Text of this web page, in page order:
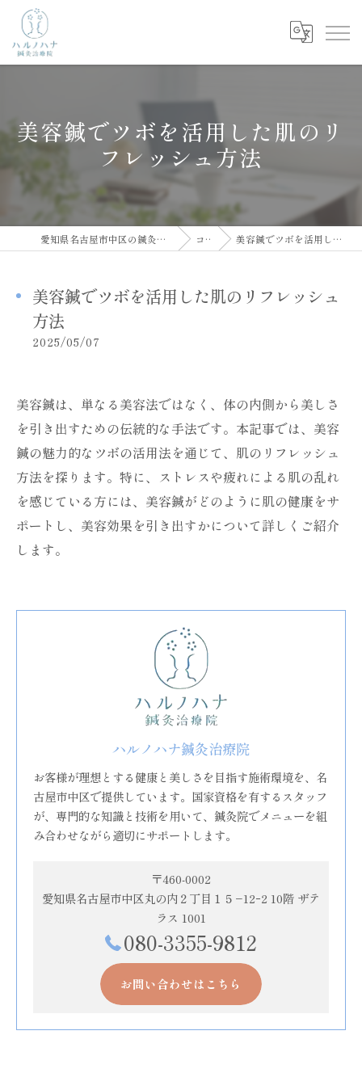
美容鍼でツボを活用した肌のリ
フレッシュ方法
愛知県名古屋市中区の鍼灸院ならハルノハナ鍼灸治療院 コラム 美容鍼でツボを活用した肌のリフレッシュ方法
美容鍼でツボを活用した肌のリフレッシュ
方法
2025/05/07
美容鍼は、単なる美容法ではなく、体の内側から美しさ
を引き出すための伝統的な手法です。本記事では、美容
鍼の魅力的なツボの活用法を通じて、肌のリフレッシュ
方法を探ります。特に、ストレスや疲れによる肌の乱れ
を感じている方には、美容鍼がどのように肌の健康をサ
ポートし、美容効果を引き出すかについて詳しくご紹介
します。
ハルノハナ鍼灸治療院
お客様が理想とする健康と美しさを目指す施術環境を、名
古屋市中区で提供しています。国家資格を有するスタッフ
が、専門的な知識と技術を用いて、鍼灸院でメニューを組
み合わせながら適切にサポートします。
〒460-0002
愛知県名古屋市中区丸の内２丁目１５−12ｰ2 10階 ザテ
ラス 1001
080-3355-9812
お問い合わせはこちら